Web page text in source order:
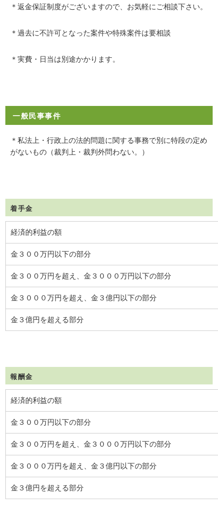
＊返金保証制度がございますので、お気軽にご相談下さい。
＊過去に不許可となった案件や特殊案件は要相談
＊実費・日当は別途かかります。
一般民事事件
＊私法上・行政上の法的問題に関する事務で別に特段の定め
がないもの（裁判上・裁判外問わない。）
着手金
経済的利益の額
金３００万円以下の部分
金３００万円を超え、金３０００万円以下の部分
金３０００万円を超え、金３億円以下の部分
金３億円を超える部分
報酬金
経済的利益の額
金３００万円以下の部分
金３００万円を超え、金３０００万円以下の部分
金３０００万円を超え、金３億円以下の部分
金３億円を超える部分